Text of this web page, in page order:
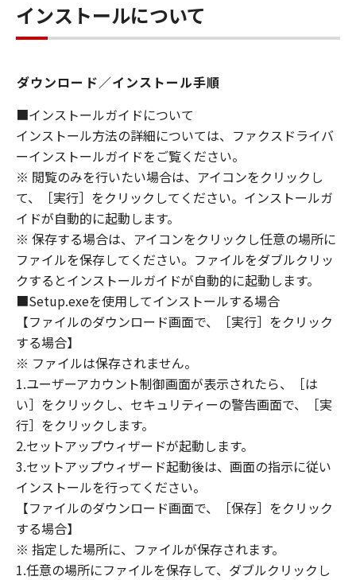
のとします。
(5) 上記にかかわらず、本契約書第2条、第4条
定は、本契約書の終了後も効力を有します。
９．U.S. GOVERNMENT RESTRICTED RIGHTS
NOTICE
“米国政府エンドユーザー”とは、米国政府の機
関また団体を意味します。もしお客様が米国政
府エンドユーザーである場合、以下の規定が適
用されます：The SOFTWARE is a "commercial
item," as that term is defined at 48 C.F.R.
2.101 (Oct 1995), consisting of "commercial
computer software" and "commercial
computer software documentation," as such
terms are used in 48 C.F.R. 12.212 (Sept 1995).
Consistent with 48 C.F.R. 12.212 and 48 C.F.R.
227.7202-1 through 227.7202-4 (June 1995),
all U.S. Government End Users shall acquire
the SOFTWARE with only those rights set
forth herein. The manufacturer is Canon
Inc./30-2, Shimomaruko 3-chome, Ohta-ku,
Tokyo 146-8501, Japan.
本条項中で使用される"the SOFTWARE"とは、
本契約書中で定義される「本ソフトウェア」を
意味し、指し示すものとします。
10．分離可能性
本契約書のいずれかの条項またはその一部が法
律により無効であると決定された場合でも、そ
の他の条項は完全に有効に存続するものとしま
す。
インストールについて
ダウンロード／インストール手順
■インストールガイドについて
インストール方法の詳細については、ファクスドライバ
ーインストールガイドをご覧ください。
※ 閲覧のみを行いたい場合は、アイコンをクリックし
て、［実行］をクリックしてください。インストールガ
イドが自動的に起動します。
※ 保存する場合は、アイコンをクリックし任意の場所に
ファイルを保存してください。ファイルをダブルクリッ
クするとインストールガイドが自動的に起動します。
■Setup.exeを使用してインストールする場合
【ファイルのダウンロード画面で、［実行］をクリック
する場合】
※ ファイルは保存されません。
1.ユーザーアカウント制御画面が表示されたら、［は
い］をクリックし、セキュリティーの警告画面で、［実
行］をクリックします。
2.セットアップウィザードが起動します。
3.セットアップウィザード起動後は、画面の指示に従い
インストールを行ってください。
【ファイルのダウンロード画面で、［保存］をクリック
する場合】
※ 指定した場所に、ファイルが保存されます。
1.任意の場所にファイルを保存して、ダブルクリックし